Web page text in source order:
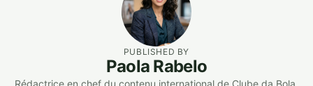
PUBLISHED BY
Paola Rabelo
Rédactrice en chef du contenu international de Clube da Bola.